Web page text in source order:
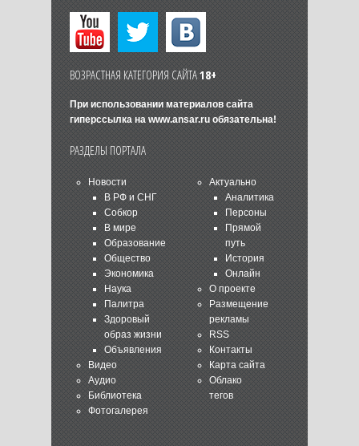
ВОЗРАСТНАЯ КАТЕГОРИЯ САЙТА18+
При использовании материалов сайта
гиперссылка на www.ansar.ruобязательна!
РАЗДЕЛЫ ПОРТАЛА
Новости
В РФ и СНГ
Собкор
В мире
Образование
Общество
Экономика
Наука
Палитра
Здоровый
образ жизни
Объявления
Видео
Аудио
Библиотека
Фотогалерея
Актуально
Аналитика
Персоны
Прямой
путь
История
Онлайн
О проекте
Размещение
рекламы
RSS
Контакты
Карта сайта
Облако
тегов